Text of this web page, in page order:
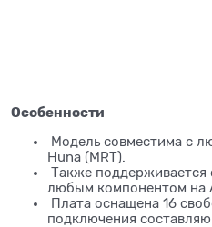
Особенности
Модель совместима с
Huna (MRT).
Также поддерживается
любым компонентом на
Плата оснащена 16
подключения